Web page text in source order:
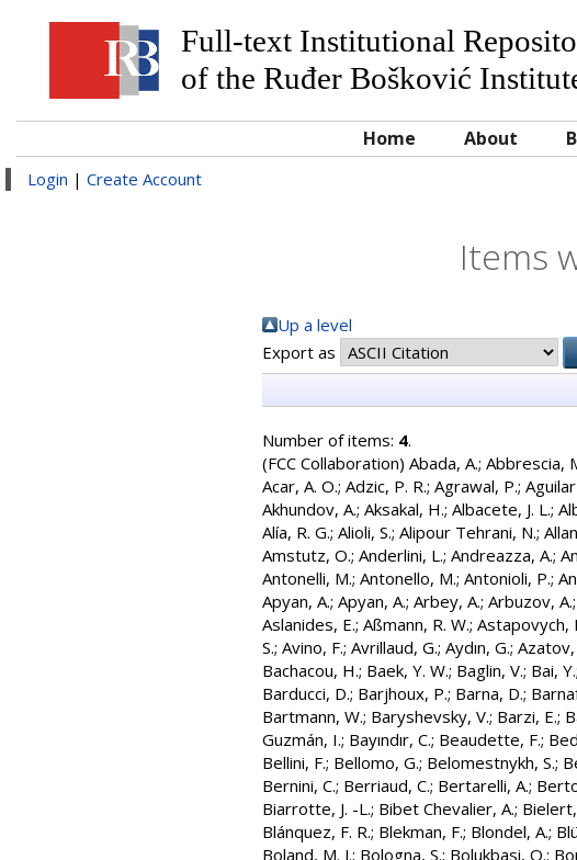
Full-text Institutional
of the Ruđer Bošković
Home About
Login | Create Account
Items
Up a level
Export as
Number of items: 4.
(FCC Collaboration) Abada, A.; Abbrescia,
Acar, A. O.; Adzic, P. R.; Agrawal, P.;
Akhundov, A.; Aksakal, H.; Albacete, J. L.;
Alía, R. G.; Alioli, S.; Alipour Tehrani, N.;
Amstutz, O.; Anderlini, L.; Andreazza, A.;
Antonelli, M.; Antonello, M.; Antonioli, P.;
Apyan, A.; Apyan, A.; Arbey, A.; Arbuzov, A.;
Aslanides, E.; Aßmann, R. W.; Astapovych,
S.; Avino, F.; Avrillaud, G.; Aydın, G.; Azatov,
Bachacou, H.; Baek, Y. W.; Baglin, V.; Bai, Y.;
Barducci, D.; Barjhoux, P.; Barna, D.;
Bartmann, W.; Baryshevsky, V.; Barzi, E.;
Guzmán, I.; Bayındır, C.; Beaudette, F.;
Bellini, F.; Bellomo, G.; Belomestnykh, S.;
Bernini, C.; Berriaud, C.; Bertarelli, A.;
Biarrotte, J. -L.; Bibet Chevalier, A.; Bielert,
Blánquez, F. R.; Blekman, F.; Blondel, A.;
Boland, M. J.; Bologna, S.; Bolukbasi, O.;